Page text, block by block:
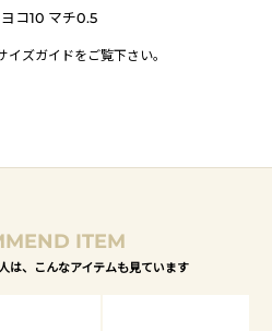
コ10 マチ0.5
イズガイドをご覧下さい。
ITEM
は、こんなアイテムも見ています